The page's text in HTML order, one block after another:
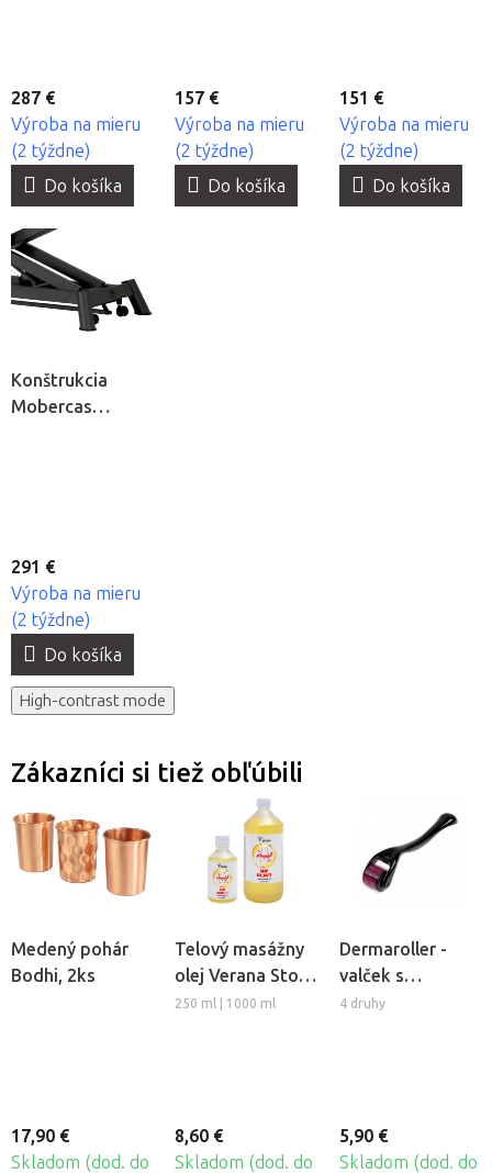
287 €
Výroba na mieru
(2 týždne)
Do košíka
157 €
Výroba na mieru
(2 týždne)
Do košíka
151 €
Výroba na mieru
(2 týždne)
Do košíka
Konštrukcia
Mobercas
291 €
Výroba na mieru
(2 týždne)
Do košíka
High-contrast mode
Zákazníci si tiež obľúbili
Medený pohár
Bodhi, 2ks
17,90 €
Skladom (dod. do
Telový masážny
olej Verana Stop
Celulitíde
250 ml | 1000 ml
8,60 €
Skladom (dod. do
Dermaroller -
valček s
mikroihlami
4 druhy
5,90 €
Skladom (dod. do